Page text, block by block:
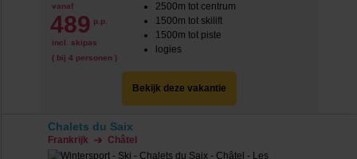
vanaf
489 p.p.
incl. skipas
( bij 4 personen )
2500m tot centrum
1500m tot skilift
1500m tot piste
logies
Bekijk deze vakantie
Chalets du Saix
Frankrijk Châtel